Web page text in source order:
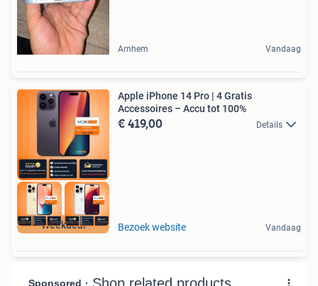
Arnhem Vandaag
Weekdeal
Apple iPhone 14 Pro | 4 Gratis
Accessoires – Accu tot 100%
€ 419,00 Details
Bezoek website Vandaag